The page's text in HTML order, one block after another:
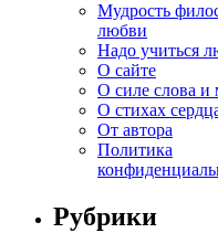
Мудрость
любви
Надо учиться
О сайте
О силе слова и
О стихах
От автора
Политика
Рубрики